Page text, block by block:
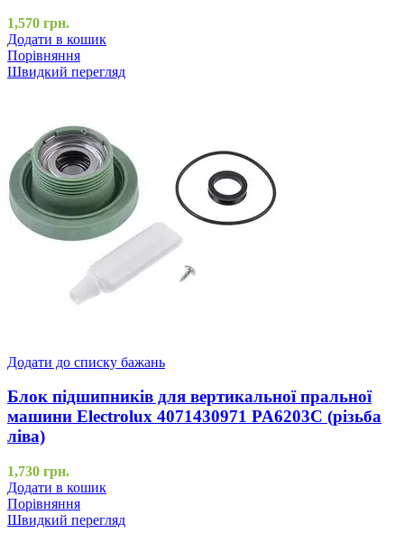
1,570 грн.
Додати в кошик
Порівняння
Швидкий перегляд
Додати до списку бажань
Блок підшипників для вертикальної пральної
машини Electrolux 4071430971 PA6203C (різьба
ліва)
1,730 грн.
Додати в кошик
Порівняння
Швидкий перегляд